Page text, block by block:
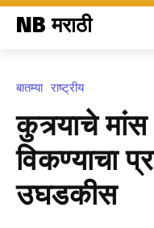
NB मराठी
बातम्या राष्ट्रीय
कुत्र्याचे
विकण्याचा
उघडकीस